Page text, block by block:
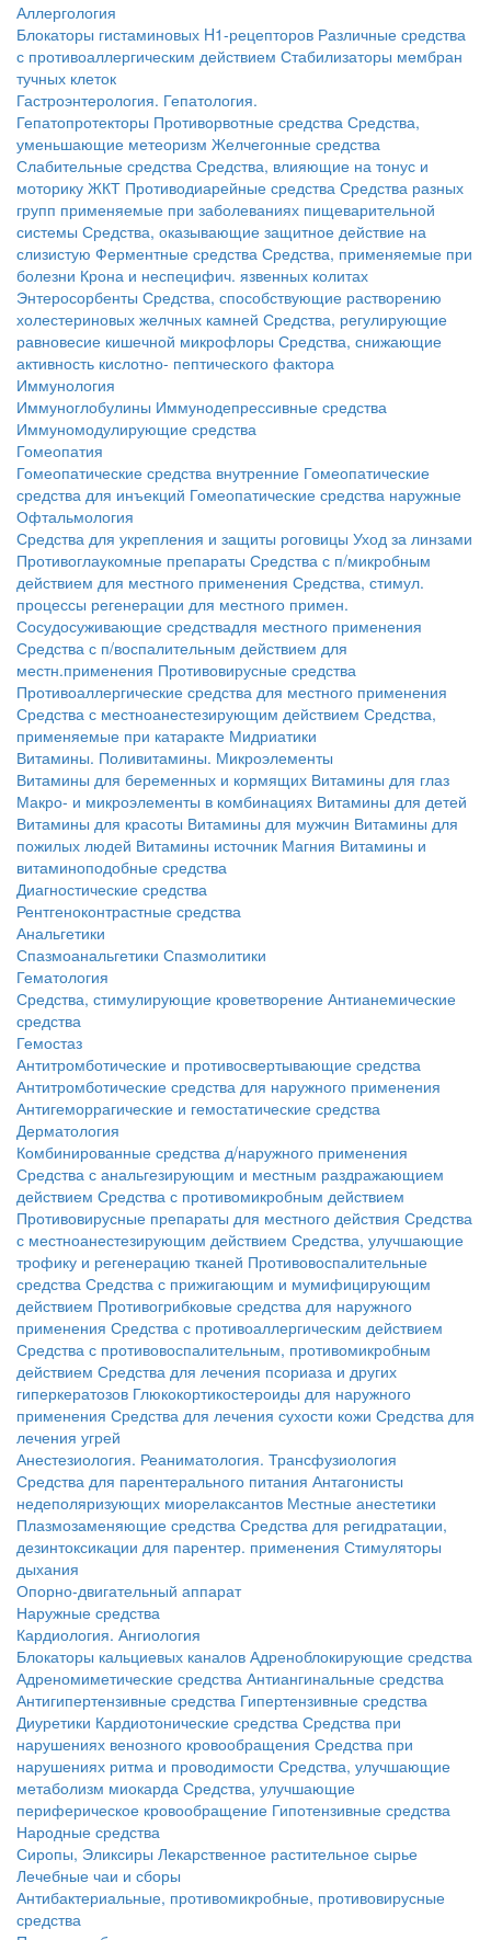
Аллергология
Блокаторы гистаминовых H1-рецепторов Различные средства
с противоаллергическим действием Стабилизаторы мембран
тучных клеток
Гастроэнтерология. Гепатология.
Гепатопротекторы Противорвотные средства Средства,
уменьшающие метеоризм Желчегонные средства
Слабительные средства Средства, влияющие на тонус и
моторику ЖКТ Противодиарейные средства Средства разных
групп применяемые при заболеваниях пищеварительной
системы Средства, оказывающие защитное действие на
слизистую Ферментные средства Средства, применяемые при
болезни Крона и неспецифич. язвенных колитах
Энтеросорбенты Средства, способствующие растворению
холестериновых желчных камней Средства, регулирующие
равновесие кишечной микрофлоры Средства, снижающие
активность кислотно- пептического фактора
Иммунология
Иммуноглобулины Иммунодепрессивные средства
Иммуномодулирующие средства
Гомеопатия
Гомеопатические средства внутренние Гомеопатические
средства для инъекций Гомеопатические средства наружные
Офтальмология
Средства для укрепления и защиты роговицы Уход за линзами
Противоглаукомные препараты Средства с п/микробным
действием для местного применения Средства, стимул.
процессы регенерации для местного примен.
Сосудосуживающие средствадля местного применения
Средства с п/воспалительным действием для
местн.применения Противовирусные средства
Противоаллергические средства для местного применения
Средства с местноанестезирующим действием Средства,
применяемые при катаракте Мидриатики
Витамины. Поливитамины. Микроэлементы
Витамины для беременных и кормящих Витамины для глаз
Макро- и микроэлементы в комбинациях Витамины для детей
Витамины для красоты Витамины для мужчин Витамины для
пожилых людей Витамины источник Магния Витамины и
витаминоподобные средства
Диагностические средства
Рентгеноконтрастные средства
Анальгетики
Спазмоанальгетики Спазмолитики
Гематология
Средства, стимулирующие кроветворение Антианемические
средства
Гемостаз
Антитромботические и противосвертывающие средства
Антитромботические средства для наружного применения
Антигеморрагические и гемостатические средства
Дерматология
Комбинированные средства д/наружного применения
Средства с анальгезирующим и местным раздражающием
действием Средства с противомикробным действием
Противовирусные препараты для местного действия Средства
с местноанестезирующим действием Средства, улучшающие
трофику и регенерацию тканей Противовоспалительные
средства Средства с прижигающим и мумифицирующим
действием Противогрибковые средства для наружного
применения Средства с противоаллергическим действием
Средства с противовоспалительным, противомикробным
действием Средства для лечения псориаза и других
гиперкератозов Глюкокортикостероиды для наружного
применения Средства для лечения сухости кожи Средства для
лечения угрей
Анестезиология. Реаниматология. Трансфузиология
Средства для парентерального питания Антагонисты
недеполяризующих миорелаксантов Местные анестетики
Плазмозаменяющие средства Средства для регидратации,
дезинтоксикации для парентер. применения Стимуляторы
дыхания
Опорно-двигательный аппарат
Наружные средства
Кардиология. Ангиология
Блокаторы кальциевых каналов Адреноблокирующие средства
Адреномиметические средства Антиангинальные средства
Антигипертензивные средства Гипертензивные средства
Диуретики Кардиотонические средства Средства при
нарушениях венозного кровообращения Средства при
нарушениях ритма и проводимости Средства, улучшающие
метаболизм миокарда Средства, улучшающие
периферическое кровообращение Гипотензивные средства
Народные средства
Сиропы, Эликсиры Лекарственное растительное сырье
Лечебные чаи и сборы
Антибактериальные, противомикробные, противовирусные
средства